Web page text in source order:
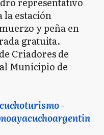
la estación
y peña en
gratuita.
Criadores de
Municipio de
-